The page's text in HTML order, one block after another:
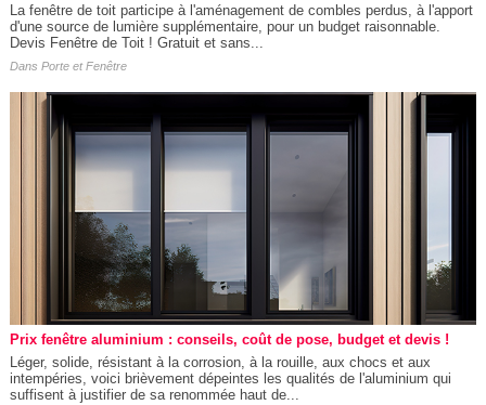
La fenêtre de toit participe à l'aménagement de combles perdus, à l'apport
d'une source de lumière supplémentaire, pour un budget raisonnable.
Devis Fenêtre de Toit ! Gratuit et sans...
Dans Porte et Fenêtre
Prix fenêtre aluminium : conseils, coût de pose, budget et devis !
Léger, solide, résistant à la corrosion, à la rouille, aux chocs et aux
intempéries, voici brièvement dépeintes les qualités de l'aluminium qui
suffisent à justifier de sa renommée haut de...